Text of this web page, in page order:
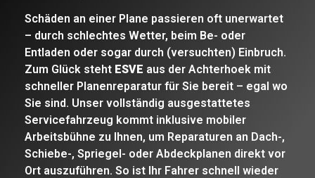
Schäden an einer Plane passieren oft unerwartet
– durch schlechtes Wetter, beim Be- oder
Entladen oder sogar durch (versuchten) Einbruch.
Zum Glück steht ESVE aus der Achterhoek mit
schneller Planenreparatur für Sie bereit – egal wo
Sie sind. Unser vollständig ausgestattetes
Servicefahrzeug kommt inklusive mobiler
Arbeitsbühne zu Ihnen, um Reparaturen an Dach-,
Schiebe-, Spriegel- oder Abdeckplanen direkt vor
Ort auszuführen. So ist Ihr Fahrer schnell wieder